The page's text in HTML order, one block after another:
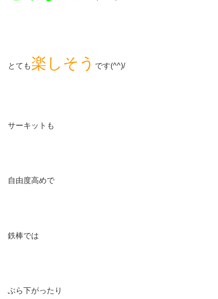
とても楽しそう です(^^)/
サーキットも
自由度高めで
鉄棒では
ぶら下がったり